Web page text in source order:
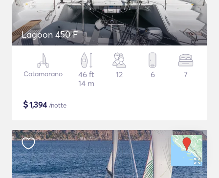
Lagoon 450 F
Catamarano
46 ft
14 m
12 6 7
$1,394/notte